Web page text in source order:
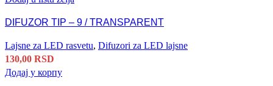
DIFUZOR TIP – 9 / TRANSPARENT
Lajsne za LED rasvetu, Difuzori za LED lajsne
130,00 RSD
Додај у корпу